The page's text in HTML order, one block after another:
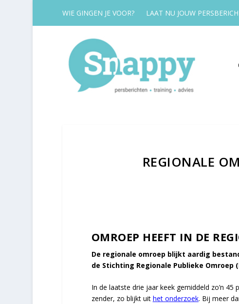
WIE GINGEN JE VOOR? LAAT NU JOUW
REGIONALE
OMROEP HEEFT IN DE
De regionale omroep blijkt aardig
de Stichting Regionale Publieke Omroep
In de laatste drie jaar keek gemiddeld zo’n
zender, zo blijkt uit het onderzoek. Bij meer